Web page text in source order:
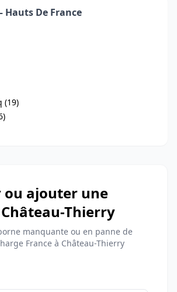
De France
(19)
ou ajouter une
Thierry
manquante ou en panne de
France à Château-Thierry